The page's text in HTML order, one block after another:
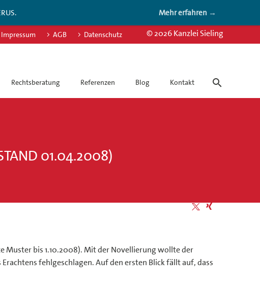
Mehr erfahren →
© 2026 Kanzlei Sieling
Impressum AGB Datenschutz
Rechtsberatung Referenzen Blog Kontakt
01.04.2008)
bis 1.10.2008). Mit der Novellierung wollte der
fehlgeschlagen. Auf den ersten Blick fällt auf, dass